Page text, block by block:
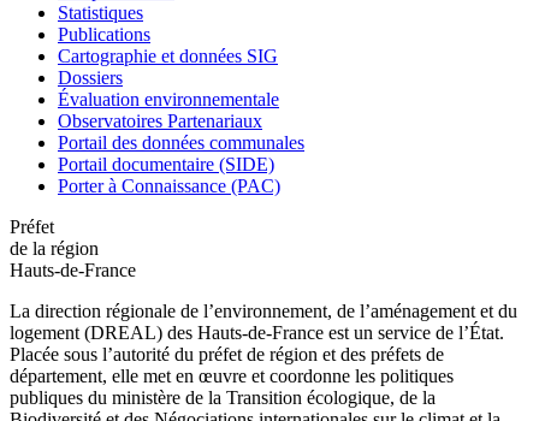
Statistiques
Publications
Cartographie et données SIG
Dossiers
Évaluation environnementale
Observatoires Partenariaux
Portail des données communales
Portail documentaire (SIDE)
Porter à Connaissance (PAC)
Préfet
de la région
Hauts-de-France
La direction régionale de l’environnement, de l’aménagement et du
logement (DREAL) des Hauts-de-France est un service de l’État.
Placée sous l’autorité du préfet de région et des préfets de
département, elle met en œuvre et coordonne les politiques
publiques du ministère de la Transition écologique, de la